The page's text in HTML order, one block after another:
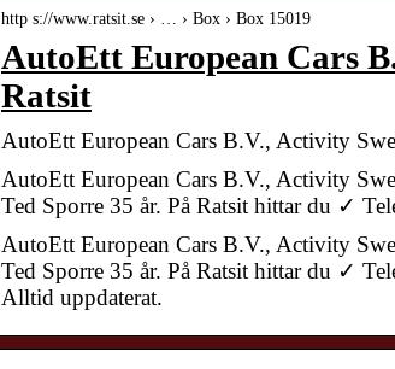
http s://www.ratsit.se › … › Box › Box 15019
AutoEtt European Cars
Ratsit
AutoEtt European Cars B.V., Activity
AutoEtt European Cars B.V., Activity
Ted Sporre 35 år. På Ratsit hittar du ✓
AutoEtt European Cars B.V., Activity
Ted Sporre 35 år. På Ratsit hittar du ✓
Alltid uppdaterat.